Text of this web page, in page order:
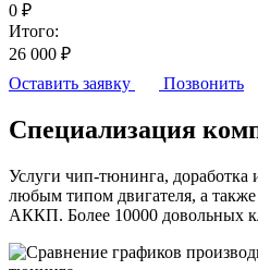
0 ₽
Итого:
26 000 ₽
Оставить заявку
Позвонить
Специализация
Услуги чип-тюнинга, доработка
любым типом двигателя, а
АККП. Более 10000 довольных